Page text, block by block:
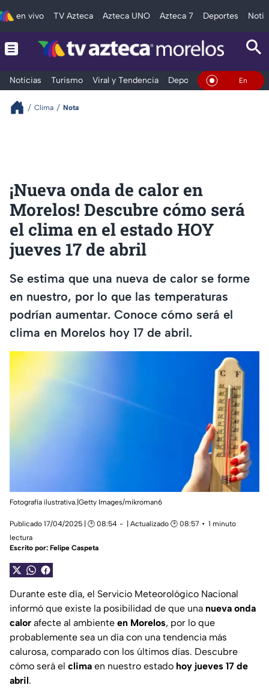
en vivo TV Azteca Azteca UNO Azteca 7 Deportes
Noticias Turismo Viral y Tendencia Deportes Espectáculos
En Vivo
Clima Nota
¡Nueva onda de calor en
Morelos! Descubre cómo será
el clima en el estado HOY
jueves 17 de abril
Se estima que una nueva de calor se forme
en nuestro, por lo que las temperaturas
podrían aumentar. Conoce cómo será el
clima en Morelos hoy 17 de abril.
Fotografía ilustrativa.|Getty Images/mikroman6
Publicado 17/04/2025 | 🕑 08:54 | Actualizado 🕑 08:57
1 minuto
lectura
Escrito por: Felipe Caspeta
Durante este día, el Servicio Meteorológico Nacional
informó que existe la posibilidad de que una nueva onda
calor afecte al ambiente en Morelos, por lo que
probablemente sea un día con una tendencia más
calurosa, comparado con los últimos días. Descubre
cómo será el clima en nuestro estado hoy jueves 17 de
abril.